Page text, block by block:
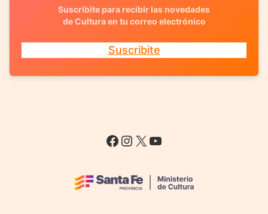
Suscribite para recibir las novedades
de Cultura en tu correo electrónico
Suscribite
Facebook
Instagram
X YouTube